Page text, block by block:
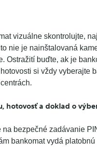
vizuálne skontrolujte,
nie je nainštalovaná
Ostražití buďte, ak je
si vždy vyberajte
hotovosť a doklad o
bezpečné zadávanie
bankomat vydá